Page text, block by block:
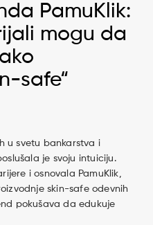
PamuKlik:
mogu da
safe“
u svetu bankarstva i
je svoju intuiciju.
i osnovala PamuKlik,
skin-safe odevnih
pokušava da edukuje